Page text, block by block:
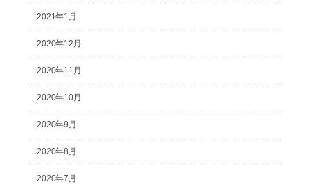
2021年1月
2020年12月
2020年11月
2020年10月
2020年9月
2020年8月
2020年7月